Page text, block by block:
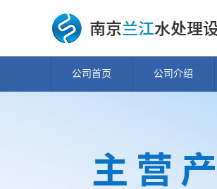
公司首页 公司介绍